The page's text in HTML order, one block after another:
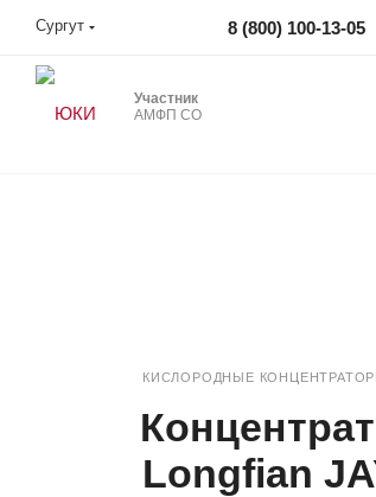
Сургут 8 (800) 100-13-05
Участник
АМФП СО
КИСЛОРОДНЫЕ
Longfian